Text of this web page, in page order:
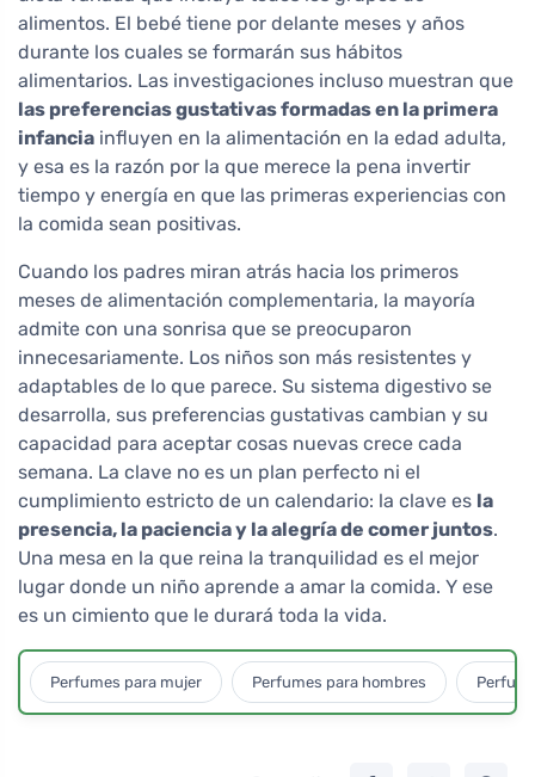
alimentos. El bebé tiene por delante meses y años
durante los cuales se formarán sus hábitos
alimentarios. Las investigaciones incluso muestran que
las preferencias gustativas formadas en la primera
infancia influyen en la alimentación en la edad adulta,
y esa es la razón por la que merece la pena invertir
tiempo y energía en que las primeras experiencias con
la comida sean positivas.
Cuando los padres miran atrás hacia los primeros
meses de alimentación complementaria, la mayoría
admite con una sonrisa que se preocuparon
innecesariamente. Los niños son más resistentes y
adaptables de lo que parece. Su sistema digestivo se
desarrolla, sus preferencias gustativas cambian y su
capacidad para aceptar cosas nuevas crece cada
semana. La clave no es un plan perfecto ni el
cumplimiento estricto de un calendario: la clave es la
presencia, la paciencia y la alegría de comer juntos.
Una mesa en la que reina la tranquilidad es el mejor
lugar donde un niño aprende a amar la comida. Y ese
es un cimiento que le durará toda la vida.
Perfumes para mujer Perfumes para hombres